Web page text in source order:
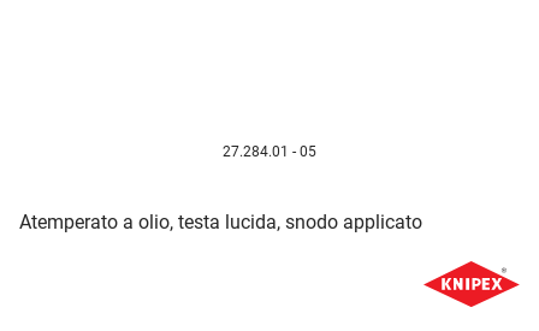
27.284.01 - 05
Atemperato a olio, testa lucida, snodo applicato